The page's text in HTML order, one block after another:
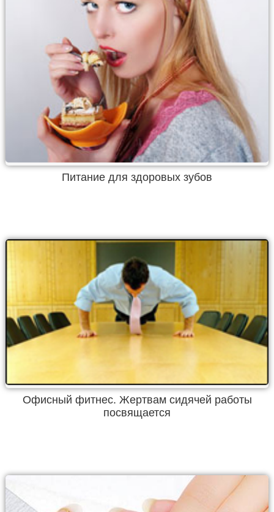
Питание для здоровых зубов
Офисный фитнес. Жертвам сидячей работы
посвящается